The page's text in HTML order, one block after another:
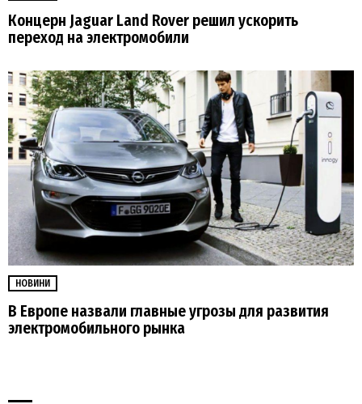
Концерн Jaguar Land Rover решил ускорить
переход на электромобили
НОВИНИ
В Европе назвали главные угрозы для развития
электромобильного рынка